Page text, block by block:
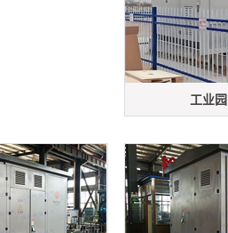
工业